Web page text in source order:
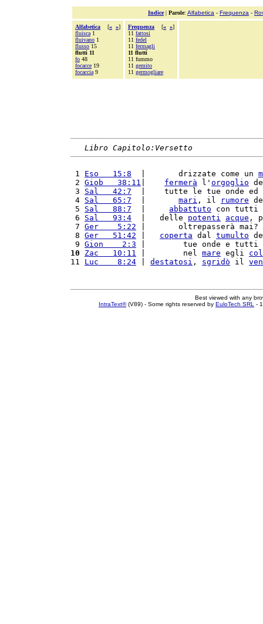
Indice| Parole: Alfabetica - Frequenza -
Alfabetica [« »]
fluisca 1
fluivano 1
flusso 15
flutti 11
fo 48
focacce 19
focaccia 9
Frequenza [« »]
11 fattosi
11 fedel
11 fermagli
11 flutti
11 fummo
11 gemito
11 germogliare
Libro Capitolo:Versetto
1 Eso   15:8
  |       drizzate come un
2 Giob   38:11 fermerà l' orgoglio
3 Sal   42:7
|    tutte le tue onde
4 Sal   65:7 mari , il rumore
5 Sal   88:7 abbattuto con
6 Sal   93:4
  |   delle
potenti acque ,
7 Ger    5:22 |       oltrepasserà
8 Ger   51:42 coperta dal tumulto
9 Gion    2:3 |        tue onde e
10
Zac   10:11 |        nel mare egli
11 Luc    8:24 destatosi , sgridò il
Best viewed with any
IntraText®(V89) - Some rights reserved by EuloTech SRL -